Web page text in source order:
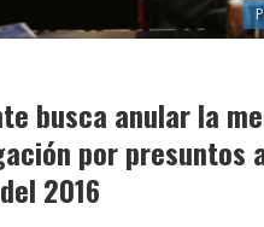
busca anular la
por presuntos
2016